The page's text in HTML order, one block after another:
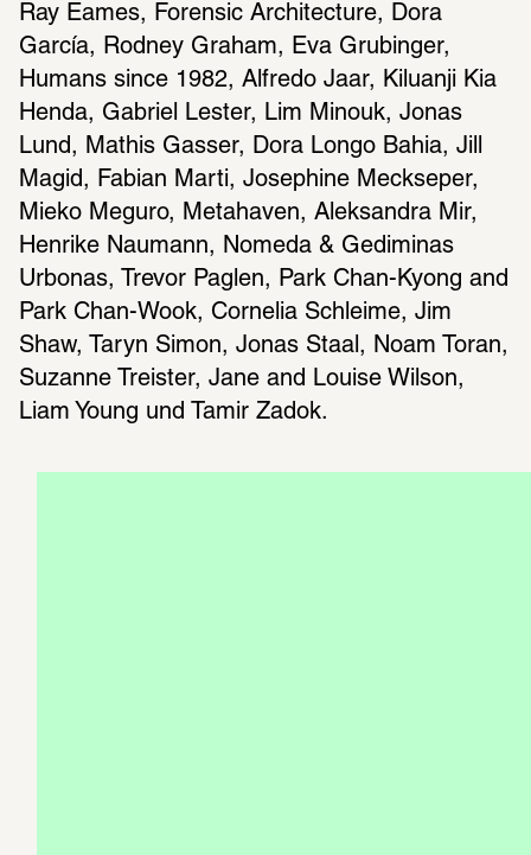
Ray Eames, Forensic Architecture, Dora
García, Rodney Graham, Eva Grubinger,
Humans since 1982, Alfredo Jaar, Kiluanji Kia
Henda, Gabriel Lester, Lim Minouk, Jonas
Lund, Mathis Gasser, Dora Longo Bahia, Jill
Magid, Fabian Marti, Josephine Meckseper,
Mieko Meguro, Metahaven, Aleksandra Mir,
Henrike Naumann, Nomeda & Gediminas
Urbonas, Trevor Paglen, Park Chan-Kyong and
Park Chan-Wook, Cornelia Schleime, Jim
Shaw, Taryn Simon, Jonas Staal, Noam Toran,
Suzanne Treister, Jane and Louise Wilson,
Liam Young und Tamir Zadok.